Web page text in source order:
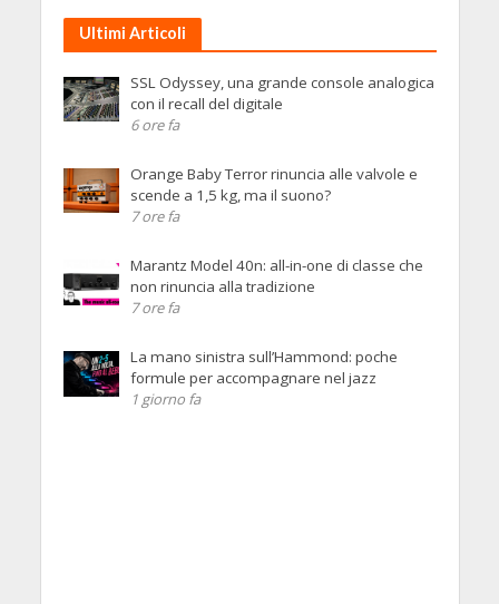
Ultimi Articoli
SSL Odyssey, una grande console analogica
con il recall del digitale
6 ore fa
Orange Baby Terror rinuncia alle valvole e
scende a 1,5 kg, ma il suono?
7 ore fa
Marantz Model 40n: all-in-one di classe che
non rinuncia alla tradizione
7 ore fa
La mano sinistra sull’Hammond: poche
formule per accompagnare nel jazz
1 giorno fa